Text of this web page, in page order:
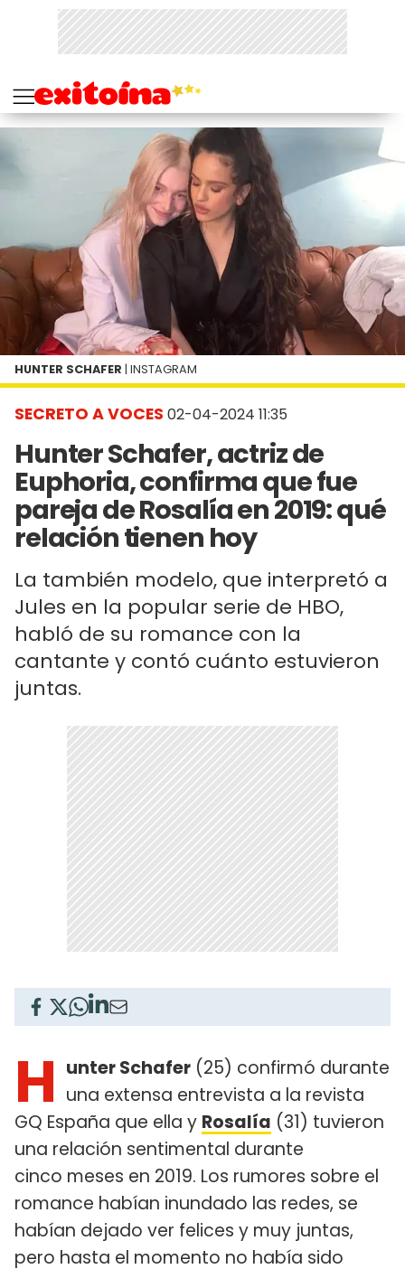
SECRETO A VOCES 02-04-2024 11:35
Hunter Schafer, actriz de
Euphoria, confirma que fue
pareja de Rosalía en 2019: qué
relación tienen hoy
La también modelo, que interpretó a
Jules en la popular serie de HBO,
habló de su romance con la
cantante y contó cuánto estuvieron
juntas.
HUNTER SCHAFER | INSTAGRAM
H unter Schafer (25) confirmó durante
una extensa entrevista a la revista
GQ España que ella y Rosalía (31) tuvieron
una relación sentimental durante
cinco meses en 2019. Los rumores sobre el
romance habían inundado las redes, se
habían dejado ver felices y muy juntas,
pero hasta el momento no había sido